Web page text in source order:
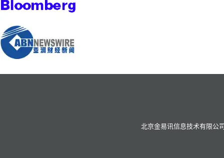
北京金易讯信息技术有限公